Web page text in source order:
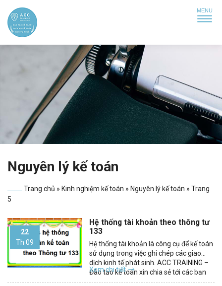
Nguyên lý kế toán
Trang chủ » Kinh nghiệm kế toán » Nguyên lý kế toán » Trang
5
22
Th 09
Hệ thống tài khoản theo thông tư
133
Hệ thống tài khoản là công cụ để kế toán
sử dụng trong việc ghi chép các giao
dịch kinh tế phát sinh. ACC TRAINING –
Đào tạo kế toán xin chia sẻ tới các bạn
mới bắt đầu vào nghề kế toán hệ thống
Xem chi tiết